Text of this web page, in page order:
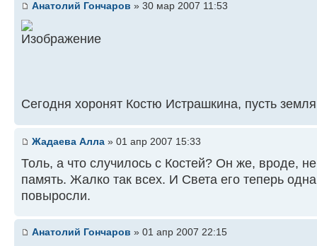
Анатолий Гончаров » 30 мар 2007 11:53
Сегодня хоронят Костю Истрашкина, пусть
Жадаева Алла » 01 апр 2007 15:33
Толь, а что случилось с Костей? Он же, вроде,
память. Жалко так всех. И Света его теперь
повыросли.
Анатолий Гончаров » 01 апр 2007 22:15